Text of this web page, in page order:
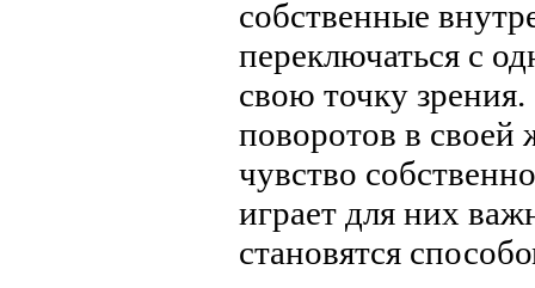
собственные
переключаться с
свою точку
поворотов в
чувство
играет для них
становятся